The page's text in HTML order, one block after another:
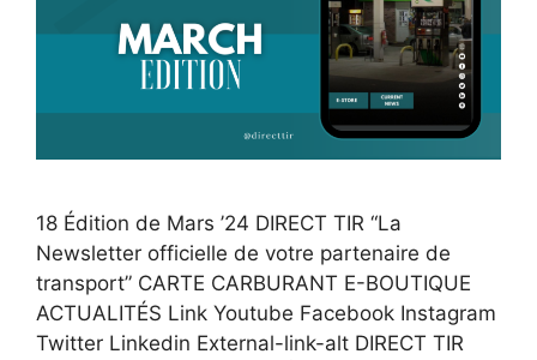
18 Édition de Mars ’24 DIRECT TIR “La
Newsletter officielle de votre partenaire de
transport” CARTE CARBURANT E-BOUTIQUE
ACTUALITÉS Link Youtube Facebook Instagram
Twitter Linkedin External-link-alt DIRECT TIR